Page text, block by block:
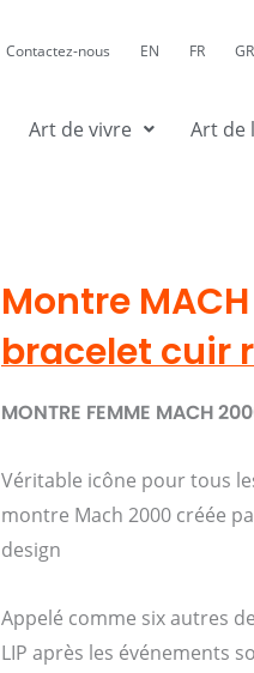
Contactez-nous EN FR GR
Art de vivre Art de
Montre
bracelet cuir
MONTRE FEMME MACH
Véritable icône pour tous
montre Mach 2000 créée
design
Appelé comme six autres
LIP après les événements